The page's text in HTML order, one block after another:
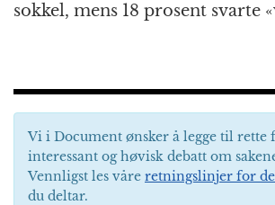
sokkel, mens 18 prosent svarte
Vi i Document ønsker å legge til rette
interessant og høvisk debatt om
Vennligst les våre retningslinjer for
du deltar.